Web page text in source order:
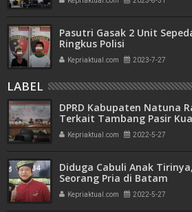
Pasutri Gasak 2 Unit
Ringkus Polisi
Kepriaktual.com 2023-7-27
LABEL
DPRD Kabupaten Natuna
Terkait Tambang Pasir
Kepriaktual.com 2022-5-27
Diduga Cabuli Anak
Seorang Pria di Batam
Kepriaktual.com 2022-5-27